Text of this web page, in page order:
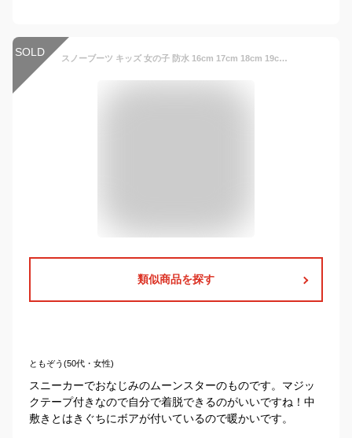
SOLD スノーブーツ キッズ 女の子 防水 16cm 17cm 18cm 19cm スノトレ ブーツ 冬靴 ボア ウィンターブーツ 防寒 子供靴 ブーツ 雪靴 通園 幼稚園 保育園 雪遊び ベビー 女の子 子供靴 SG WPC65 Moonstar
類似商品を探す
ともぞう(50代・女性)
スニーカーでおなじみのムーンスターのものです。マジッ
クテープ付きなので自分で着脱できるのがいいですね！中
敷きとはきぐちにボアが付いているので暖かいです。